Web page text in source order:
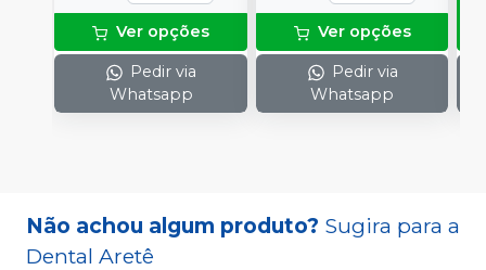
Ver opções
Pedir via
Whatsapp
Ver opções
Pedir via
Whatsapp
Não achou algum produto? Sugira para a
Dental Aretê